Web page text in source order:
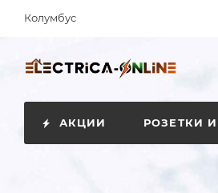
Колумбус
АКЦИИ РОЗЕТКИ